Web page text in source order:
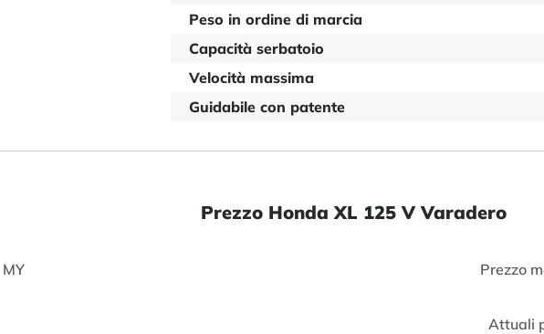
Peso in ordine di marcia
Capacità serbatoio
Velocità massima
Guidabile con patente
Prezzo Honda XL 125 V Varadero
MY Prezzo
Attuali